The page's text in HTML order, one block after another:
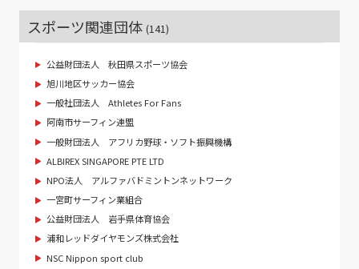
スポーツ関連団体 (141)
公益財団法人 秋田県スポーツ協会
旭川地区サッカー協会
一般社団法人 Athletes For Fans
阿南市サーフィン連盟
一般財団法人 アフリカ野球・ソフト振興機構
ALBIREX SINGAPORE PTE LTD
NPO法人 アルファバドミントンネットワーク
一宮町サーフィン業組合
公益財団法人 岩手県体育協会
浦和レッドダイヤモンズ株式会社
NSC Nippon sport club